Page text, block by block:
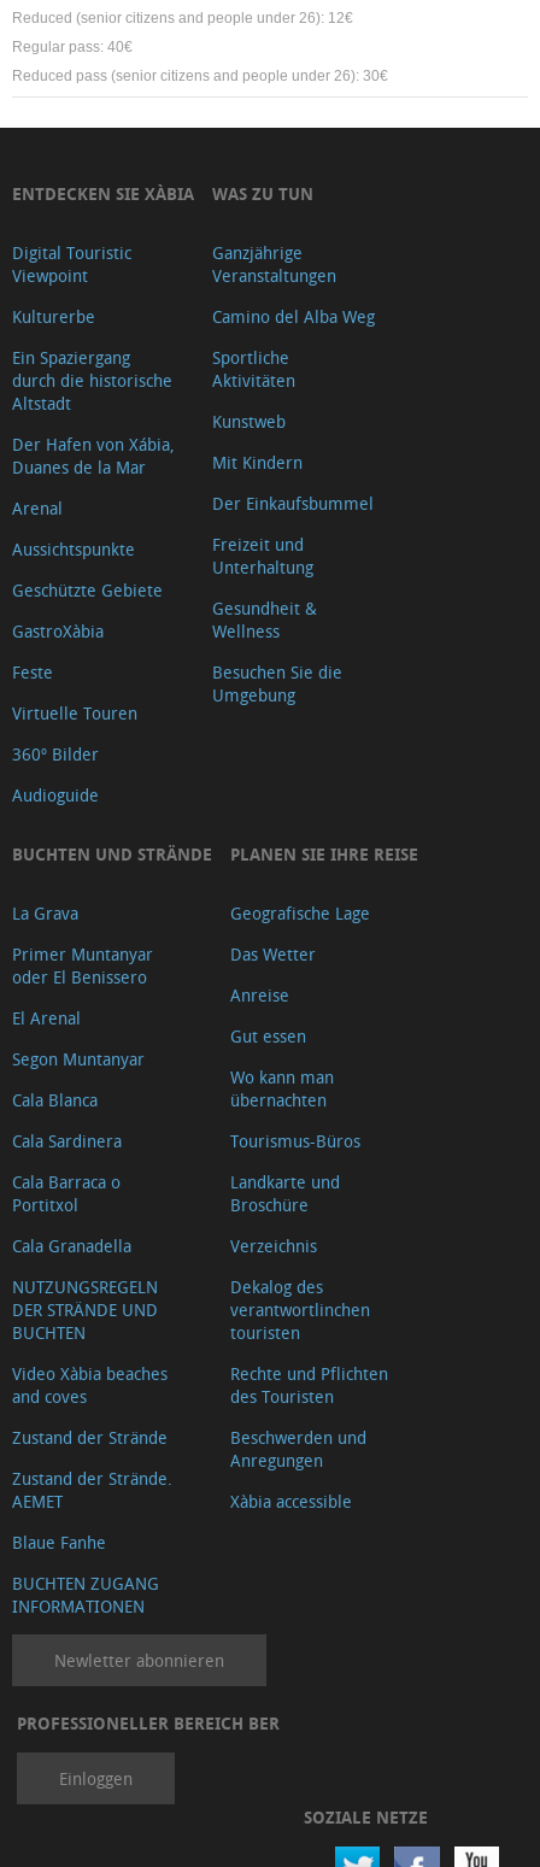
Reduced (senior citizens and people under 26): 12€
Regular pass: 40€
Reduced pass (senior citizens and people under 26): 30€
ENTDECKEN SIE XÀBIA
Digital Touristic
Viewpoint
Kulturerbe
Ein Spaziergang
durch die historische
Altstadt
Der Hafen von Xábia,
Duanes de la Mar
Arenal
Aussichtspunkte
Geschützte Gebiete
GastroXàbia
Feste
Virtuelle Touren
360º Bilder
Audioguide
WAS ZU TUN
Ganzjährige
Veranstaltungen
Camino del Alba Weg
Sportliche
Aktivitäten
Kunstweb
Mit Kindern
Der Einkaufsbummel
Freizeit und
Unterhaltung
Gesundheit &
Wellness
Besuchen Sie die
Umgebung
BUCHTEN UND STRÄNDE
La Grava
Primer Muntanyar
oder El Benissero
El Arenal
Segon Muntanyar
Cala Blanca
Cala Sardinera
Cala Barraca o
Portitxol
Cala Granadella
NUTZUNGSREGELN
DER STRÄNDE UND
BUCHTEN
Video Xàbia beaches
and coves
Zustand der Strände
Zustand der Strände.
AEMET
Blaue Fanhe
BUCHTEN ZUGANG
INFORMATIONEN
PLANEN SIE IHRE REISE
Geografische Lage
Das Wetter
Anreise
Gut essen
Wo kann man
übernachten
Tourismus-Büros
Landkarte und
Broschüre
Verzeichnis
Dekalog des
verantwortlinchen
touristen
Rechte und Pflichten
des Touristen
Beschwerden und
Anregungen
Xàbia accessible
Newletter abonnieren
PROFESSIONELLER BEREICH BER
Einloggen
SOZIALE NETZE